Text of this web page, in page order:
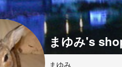
まゆみ's
まゆみ